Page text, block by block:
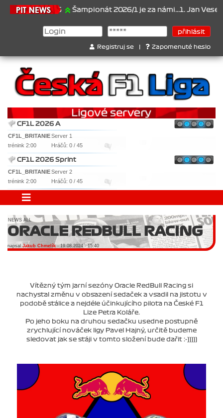
Šampionát 2026/1 je za námi...1. Jan Veselý , 2.
Registruj se Zapomenuté heslo
CF1L 2026 A
CF1L_BRITANIEServer 1
trénink 2:00
Hráčů: 0 / 45
CF1L 2026 Sprint
CF1L_BRITANIEServer 2
trénink 2:00
Hráčů: 0 / 45
NEWS ALL
ORACLE REDBULL RACING
napsal Jakub Chmelík- 19.08.2024 - 15:40
Vítězný tým jarní sezóny Oracle RedBull Racing si
nachystal změnu v obsazení sedaček a vsadil na jistotu v
podobě stálice a nejdéle účinkujícího pilota na České F1
Lize Petra Koláře.
Po jeho boku na druhou sedačku usedne postupně
zrychlující nováček ligy Pavel Hajný, určitě budeme
sledovat jak se stáji v tomto složení bude dařit :-)))))